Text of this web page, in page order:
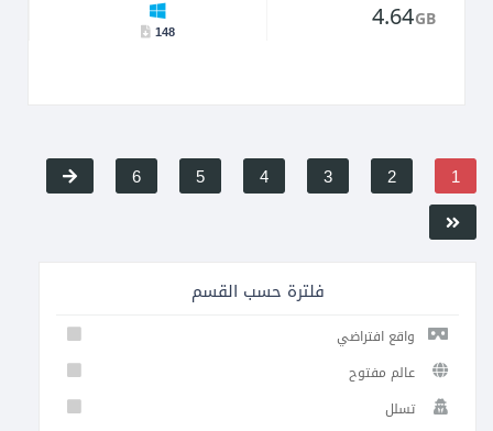
148
4.64GB
1
2
3
4
5
6
فلترة حسب القسم
واقع افتراضي
عالم مفتوح
تسلل